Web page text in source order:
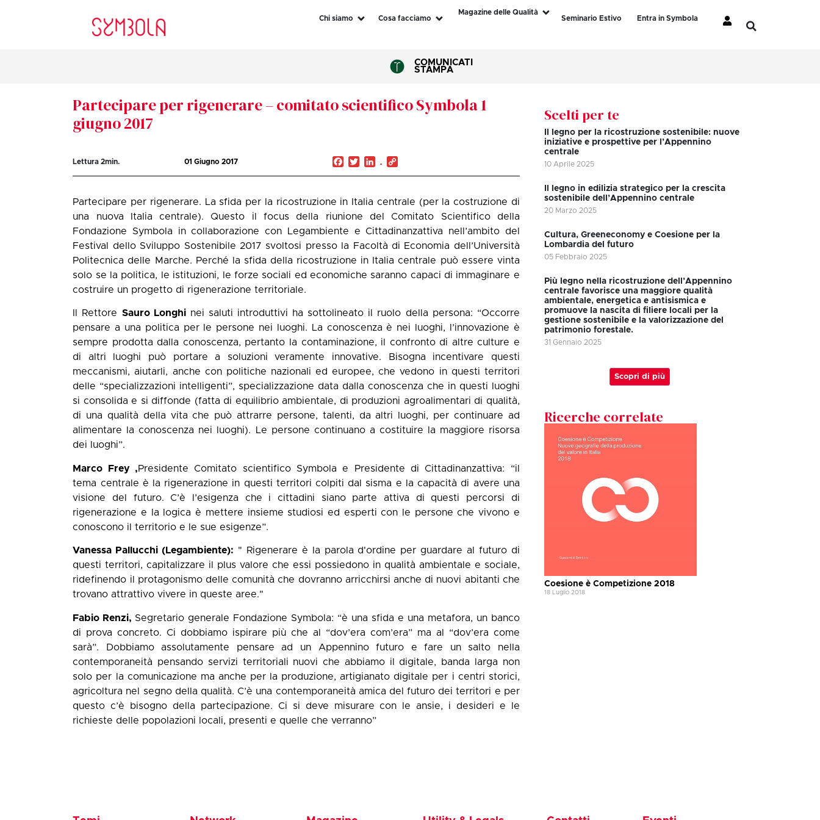
Chi siamo Cosa facciamo
Magazine delle Qualità
Seminario Estivo
Entra in Symbola
COMUNICATI
STAMPA
Partecipare per rigenerare – comitato scientifico Symbola 1
giugno 2017
Lettura2min. 01 Giugno 2017 Facebook
TwitterLinkedIn
Partecipare per rigenerare. La sfida per la ricostruzione in Italia centrale (per la costruzione di
una nuova Italia centrale). Questo il focus della riunione del Comitato Scientifico della
Fondazione Symbola in collaborazione con Legambiente e Cittadinanzattiva nell’ambito del
Festival dello Sviluppo Sostenibile 2017 svoltosi presso la Facoltà di Economia dell’Università
Politecnica delle Marche. Perché la sfida della ricostruzione in Italia centrale può essere vinta
solo se la politica, le istituzioni, le forze sociali ed economiche saranno capaci di immaginare e
costruire un progetto di rigenerazione territoriale.
Il Rettore Sauro Longhinei saluti introduttivi ha sottolineato il ruolo della persona: “Occorre
pensare a una politica per le persone nei luoghi. La conoscenza è nei luoghi, l’innovazione è
sempre prodotta dalla conoscenza, pertanto la contaminazione, il confronto di altre culture e
di altri luoghi può portare a soluzioni veramente innovative. Bisogna incentivare questi
meccanismi, aiutarli, anche con politiche nazionali ed europee, che vedono in questi territori
delle “specializzazioni intelligenti”, specializzazione data dalla conoscenza che in questi luoghi
si consolida e si diffonde (fatta di equilibrio ambientale, di produzioni agroalimentari di qualità,
di una qualità della vita che può attrarre persone, talenti, da altri luoghi, per continuare ad
alimentare la conoscenza nei luoghi). Le persone continuano a costituire la maggiore risorsa
dei luoghi”.
Marco Frey ,Presidente Comitato scientifico Symbola e Presidente di Cittadinanzattiva: “il
tema centrale è la rigenerazione in questi territori colpiti dal sisma e la capacità di avere una
visione del futuro. C’è l’esigenza che i cittadini siano parte attiva di questi percorsi di
rigenerazione e la logica è mettere insieme studiosi ed esperti con le persone che vivono e
conoscono il territorio e le sue esigenze”.
Vanessa Pallucchi (Legambiente): " Rigenerare è la parola d'ordine per guardare al futuro di
questi territori, capitalizzare il plus valore che essi possiedono in qualità ambientale e sociale,
ridefinendo il protagonismo delle comunità che dovranno arricchirsi anche di nuovi abitanti che
trovano attrattivo vivere in queste aree."
Fabio Renzi, Segretario generale Fondazione Symbola: “è una sfida e una metafora, un banco
di prova concreto. Ci dobbiamo ispirare più che al “dov’era com’era” ma al “dov’era come
sarà”. Dobbiamo assolutamente pensare ad un Appennino futuro e fare un salto nella
contemporaneità pensando servizi territoriali nuovi che abbiamo il digitale, banda larga non
solo per la comunicazione ma anche per la produzione, artigianato digitale per i centri storici,
agricoltura nel segno della qualità. C’è una contemporaneità amica del futuro dei territori e per
questo c’è bisogno della partecipazione. Ci si deve misurare con le ansie, i desideri e le
richieste delle popolazioni locali, presenti e quelle che verranno”
Scelti per te
Il legno per la ricostruzione sostenibile: nuove
iniziative e prospettive per l’Appennino
centrale
10 Aprile 2025
Il legno in edilizia strategico per la crescita
sostenibile dell’Appennino centrale
20 Marzo 2025
Cultura, Greeneconomy e Coesione per la
Lombardia del futuro
05 Febbraio 2025
Più legno nella ricostruzione dell’Appennino
centrale favorisce una maggiore qualità
ambientale, energetica e antisismica e
promuove la nascita di filiere locali per la
gestione sostenibile e la valorizzazione del
patrimonio forestale.
31 Gennaio 2025
Scopri di più
Ricerche correlate
Coesione è Competizione 2018
18 Luglio 2018